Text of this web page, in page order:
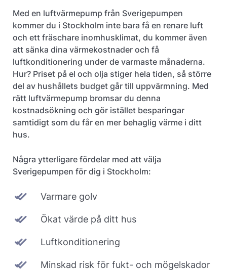
Med en luftvärmepump från Sverigepumpen
kommer du i Stockholm inte bara få en renare luft
och ett fräschare inomhusklimat, du kommer även
att sänka dina värmekostnader och få
luftkonditionering under de varmaste månaderna.
Hur? Priset på el och olja stiger hela tiden, så större
del av hushållets budget går till uppvärmning. Med
rätt luftvärmepump bromsar du denna
kostnadsökning och gör istället besparingar
samtidigt som du får en mer behaglig värme i ditt
hus.
Några ytterligare fördelar med att välja
Sverigepumpen för dig i Stockholm:
Varmare golv
Ökat värde på ditt hus
Luftkonditionering
Minskad risk för fukt- och mögelskador